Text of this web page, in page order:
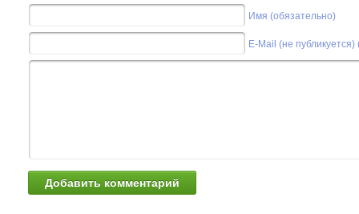
Имя (обязательно)
E-Mail (не